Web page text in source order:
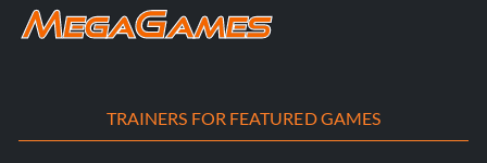
TRAINERS FOR FEATURED GAMES